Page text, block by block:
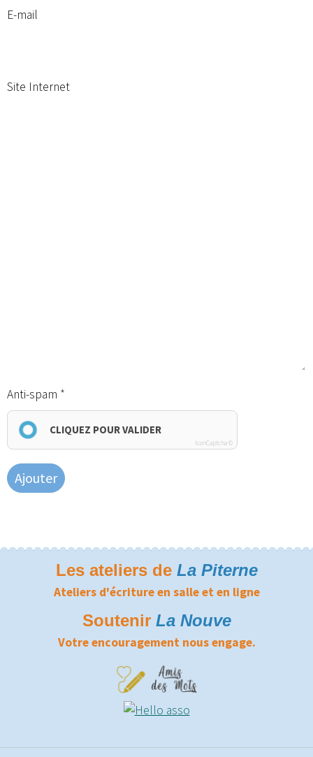
E-mail
Site Internet
Anti-spam
CLIQUEZ POUR VALIDER
IconCaptcha ©
Ajouter
Les ateliers de La Piterne
Ateliers d'écriture en salle et en ligne
Soutenir La Nouve
Votre encouragement nous engage.